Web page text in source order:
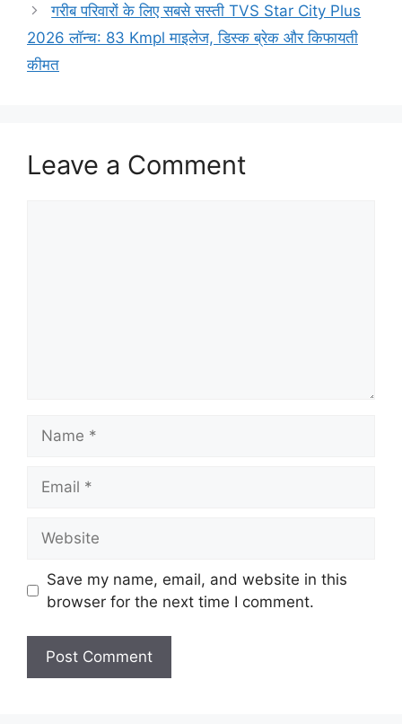
गरीब परिवारों के लिए सबसे सस्ती TVS Star City Plus
2026 लॉन्च: 83 Kmpl माइलेज, डिस्क ब्रेक और किफायती
कीमत
Leave a Comment
Save my name, email, and website in this
browser for the next time I comment.